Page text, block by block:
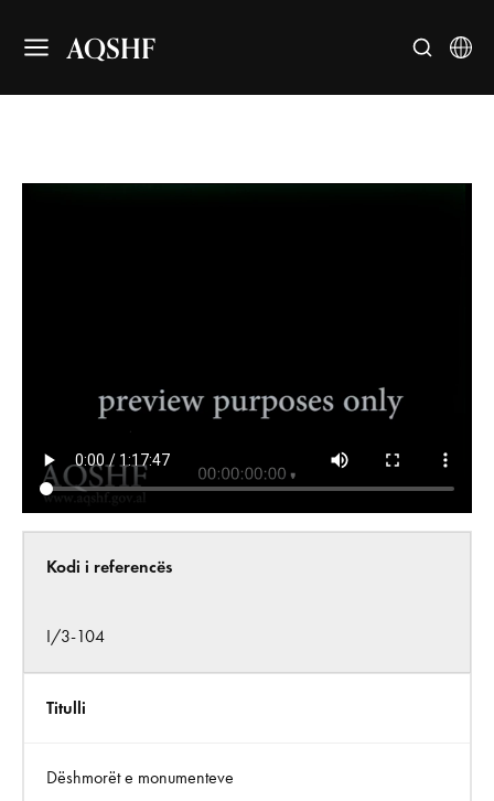
AQSHF
Kodi i referencës
I/3-104
Titulli
Dëshmorët e monumenteve